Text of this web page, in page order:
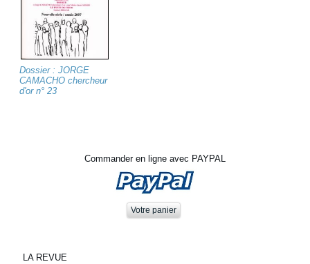
Dossier : JORGE
CAMACHO chercheur
d'or n° 23
Commander en ligne avec PAYPAL
LA REVUE